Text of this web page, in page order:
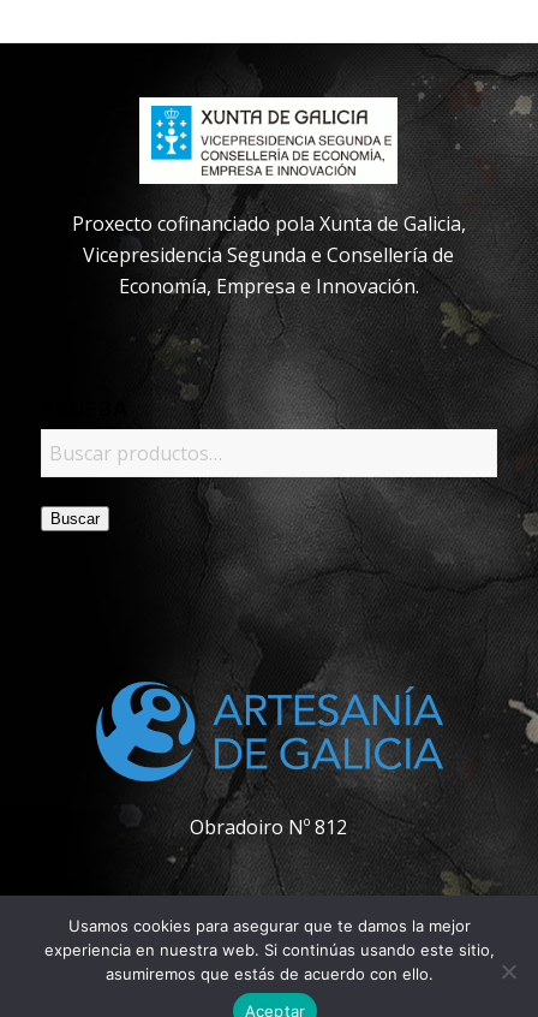
Proxecto cofinanciado pola Xunta de Galicia,
Vicepresidencia Segunda e Consellería de
Economía, Empresa e Innovación.
Buscar
Obradoiro Nº 812
© Copyright - Pablo Carpintero
Usamos cookies para asegurar que te damos la mejor
experiencia en nuestra web. Si continúas usando este sitio,
asumiremos que estás de acuerdo con ello.
Aceptar